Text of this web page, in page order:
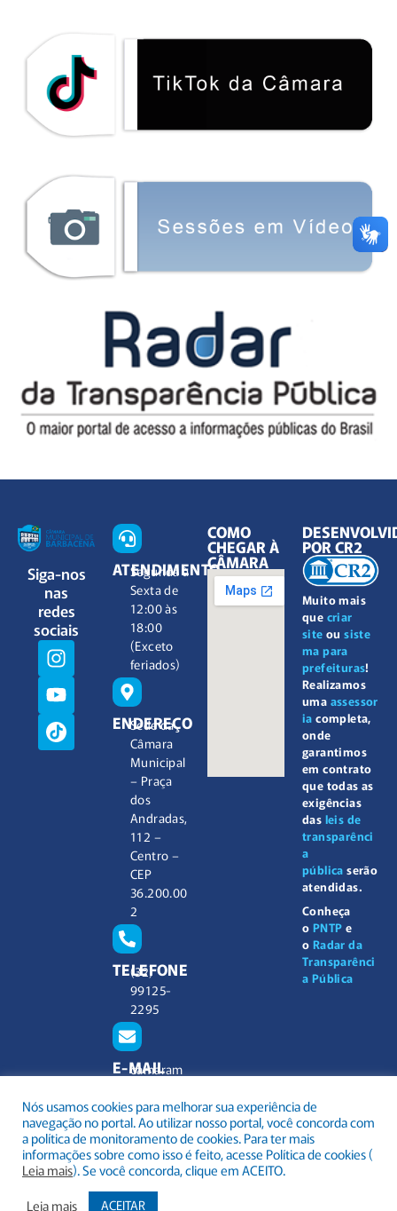
Siga-nos
nas
redes
sociais
ATENDIMENTO
Segunda à
Sexta de
12:00 às
18:00
(Exceto
feriados)
ENDEREÇO
Sede da
Câmara
Municipal
– Praça
dos
Andradas,
112 –
Centro –
CEP
36.200.00
2
TELEFONE
(32)
99125-
2295
E-MAIL
camaram
barbacen
a.mg.gov.
br
COMO
CHEGAR À
CÂMARA
Muito mais
que criar
site ousiste
ma para
prefeituras!
Realizamos
uma assessor
ia completa,
onde
garantimos
em contrato
que todas as
exigências
das leis de
transparênci
a
pública serão
atendidas.
Conheça
o PNTP e
o Radar da
Transparênci
a Pública
POR CR2
Nós usamos cookies para melhorar sua experiência de
navegação no portal. Ao utilizar nosso portal, você concorda com
a política de monitoramento de cookies. Para ter mais
informações sobre como isso é feito, acesse Política de cookies (
Leia mais). Se você concorda, clique em ACEITO.
Leia mais
ACEITAR